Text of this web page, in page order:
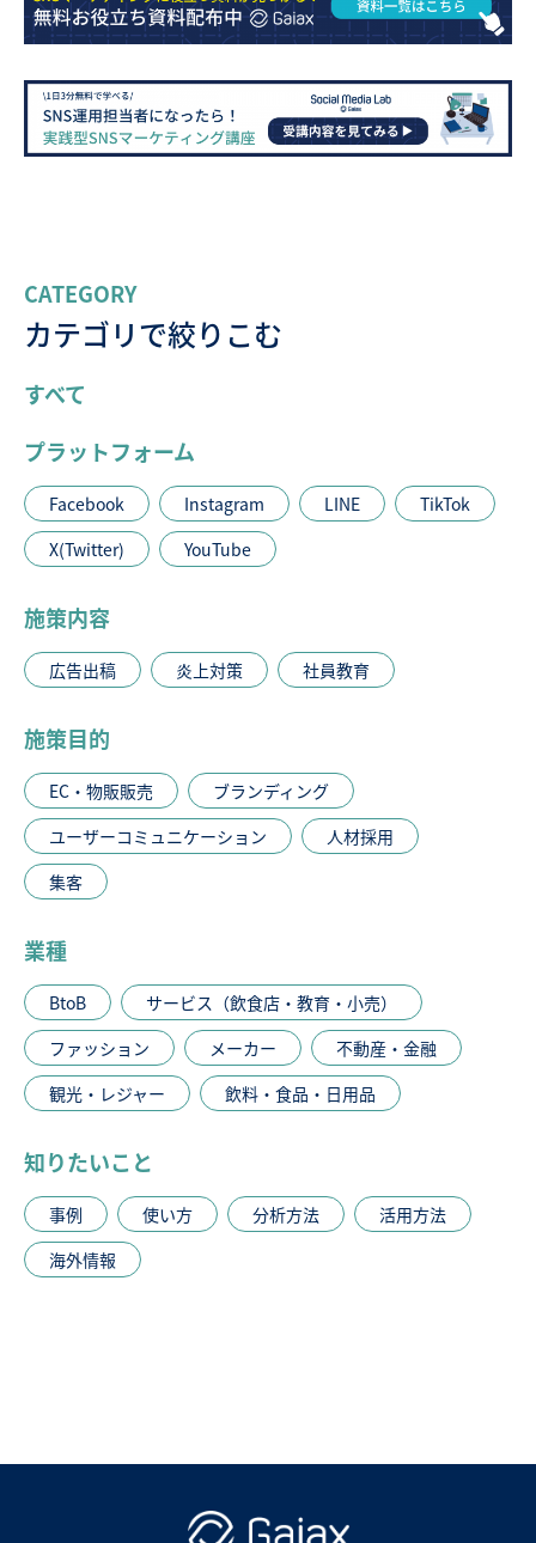
CATEGORY
カテゴリで絞りこむ
すべて
プラットフォーム
Facebook Instagram LINE
TikTok
X(Twitter)
YouTube
施策内容
広告出稿 炎上対策 社員教育
施策目的
EC・物販販売
ブランディング
ユーザーコミュニケーション
人材採用
集客
業種
BtoB
サービス（飲食店・教育・小売）
ファッション
メーカー
不動産・金融
観光・レジャー
飲料・食品・日用品
知りたいこと
事例 使い方 分析方法
活用方法
海外情報